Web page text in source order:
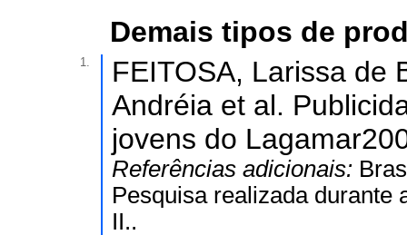
Demais tipos de
1.
FEITOSA, Larissa de
Andréia et al.
jovens do
Referências adicionais:
Pesquisa realizada durante
II..